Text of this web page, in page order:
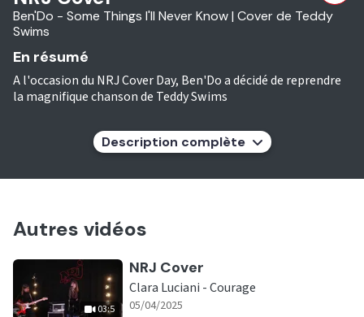
Ben'Do - Some Things I'll Never Know | Cover de Teddy
Swims
En résumé
A l'occasion du NRJ Cover Day, Ben'Do a décidé de reprendre
la magnifique chanson de Teddy Swims
Description complète
Autres vidéos
03:5
Ecouter
NRJ Cover
Clara Luciani - Courage
05/04/2025